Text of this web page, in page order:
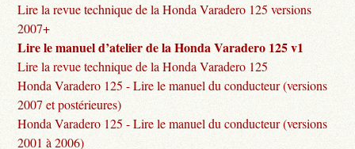
Lire la revue technique de la Honda Varadero 125 versions
2007+
Lire le manuel d’atelier de la Honda Varadero 125 v1
Lire la revue technique de la Honda Varadero 125
Honda Varadero 125 - Lire le manuel du conducteur (versions
2007 et postérieures)
Honda Varadero 125 - Lire le manuel du conducteur (versions
2001 à 2006)